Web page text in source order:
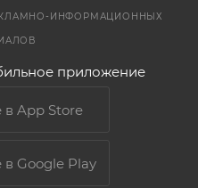
ИНФОРМАЦИОННЫХ
приложение
в App Store
в Google Play